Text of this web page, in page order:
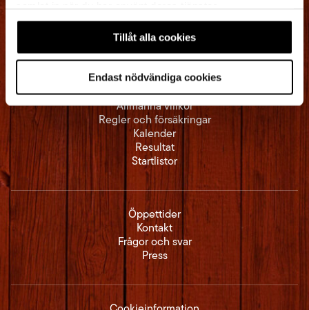
Tillåt alla cookies
Endast nödvändiga cookies
Allmänna villkor
Regler och försäkringar
Kalender
Resultat
Startlistor
Öppettider
Kontakt
Frågor och svar
Press
792 32 Mora
Tel:0250-392 00
info@vasaloppet.se